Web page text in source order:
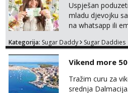
Uspješan
mladu djevojku
na whatsapp ili
Kategorija: Sugar Daddy Sugar Daddies
Vikend more
Tražim curu za
srednja